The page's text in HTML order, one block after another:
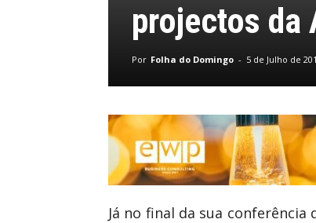
projectos da
Por Folha do Domingo - 5 de Julho de
Já no final da sua